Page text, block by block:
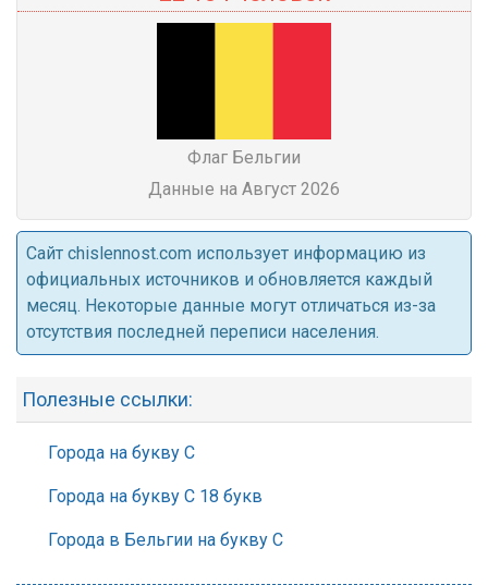
Флаг Бельгии
Данные на Август 2026
Cайт chislennost.com использует информацию из
официальных источников и обновляется каждый
месяц. Некоторые данные могут отличаться из-за
отсутствия последней переписи населения.
Полезные ссылки:
Города на букву С
Города на букву С 18 букв
Города в Бельгии на букву С